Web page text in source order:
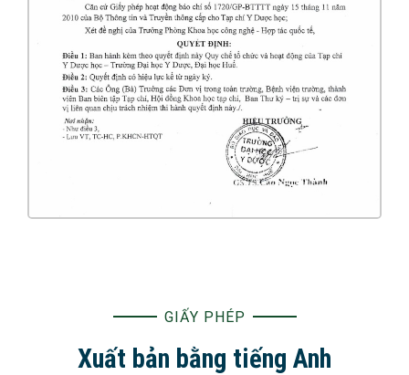
GIẤY PHÉP
Xuất bản bằng tiếng Anh